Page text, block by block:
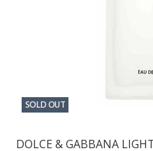
SOLD OUT
DOLCE & GABBANA